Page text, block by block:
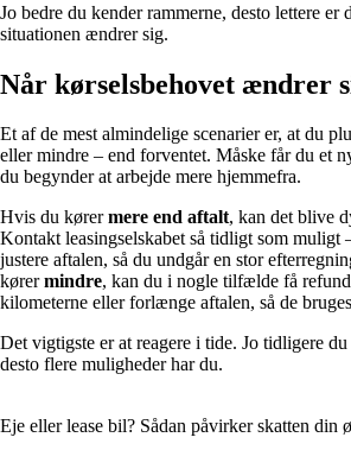
Jo bedre du kender rammerne, desto lettere er
situationen ændrer sig.
Når kørselsbehovet ændrer
Et af de mest almindelige scenarier er, at du
eller mindre – end forventet. Måske får du et
du begynder at arbejde mere hjemmefra.
Hvis du kørermere end aftalt, kan det blive
Kontakt leasingselskabet så tidligt som muligt
justere aftalen, så du undgår en stor
kørermindre, kan du i nogle tilfælde få
kilometerne eller forlænge aftalen, så de
Det vigtigste er at reagere i tide. Jo tidligere
desto flere muligheder har du.
Eje eller lease bil? Sådan påvirker skatten din